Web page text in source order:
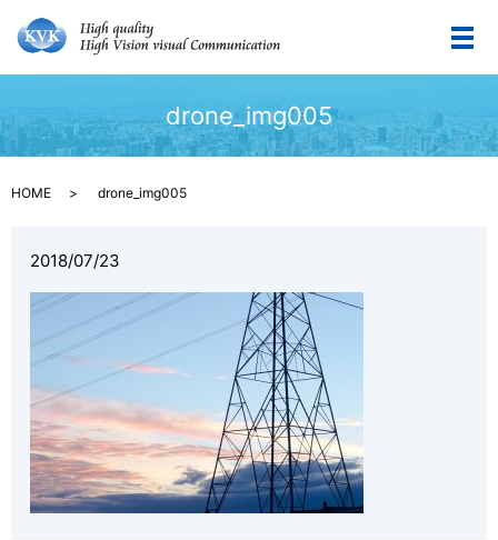
メ
drone_img005
HOME drone_img005
2018/07/23